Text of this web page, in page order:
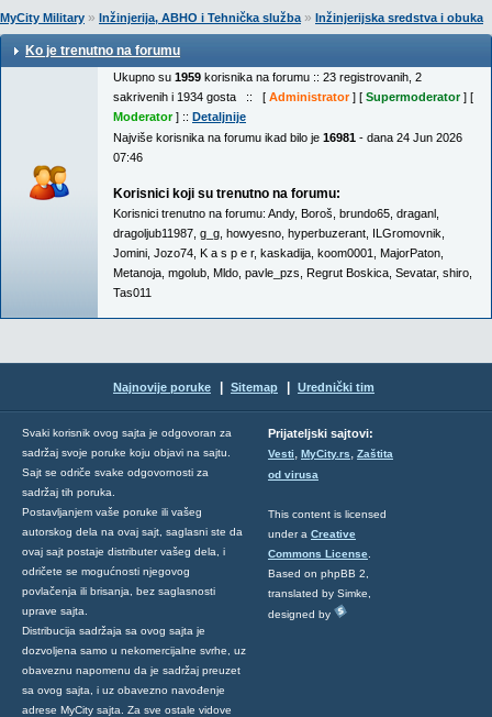
MyCity Military » Inžinjerija, ABHO i Tehnička služba» Inžinjerijska sredstva i obuka
Ko je trenutno na forumu
Ukupno su 1959 korisnika na forumu :: 23 registrovanih, 2
sakrivenih i 1934 gosta :: [ Administrator] [ Supermoderator] [
Moderator] :: Detaljnije
Najviše korisnika na forumu ikad bilo je 16981 - dana 24 Jun 2026
07:46
Korisnici koji su trenutno na forumu:
Korisnici trenutno na forumu: Andy, Boroš brundo65 draganl
dragoljub11987 g_g howyesno hyperbuzerant ILGromovnik
Jomini Jozo74 K a s p e r, kaskadija koom0001 MajorPaton
Metanoja mgolub Mldo pavle_pzs Regrut Boskica Sevatar, shiro
Tas011
Najnovije poruke Sitemap Urednički tim
Svaki korisnik ovog sajta je odgovoran za
sadržaj svoje poruke koju objavi na sajtu.
Sajt se odriče svake odgovornosti za
sadržaj tih poruka.
Postavljanjem vaše poruke ili vašeg
autorskog dela na ovaj sajt, saglasni ste da
ovaj sajt postaje distributer vašeg dela, i
odričete se mogućnosti njegovog
povlačenja ili brisanja, bez saglasnosti
uprave sajta.
Distribucija sadržaja sa ovog sajta je
dozvoljena samo u nekomercijalne svrhe, uz
obaveznu napomenu da je sadržaj preuzet
sa ovog sajta, i uz obavezno navođenje
adrese MyCity sajta. Za sve ostale vidove
Prijateljski sajtovi:
Vesti, MyCity.rs, Zaštita
od virusa
This content is licensed
under a Creative
Commons License
Based on phpBB 2,
translated by Simke,
designed by